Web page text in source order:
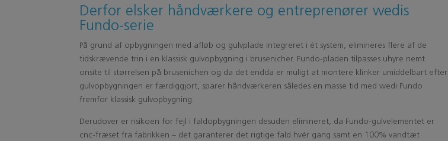
Derfor elsker håndværkere og entreprenører wedis
Fundo-serie
På grund af opbygningen med afløb og gulvplade integreret i ét system, elimineres flere af de
tidskrævende trin i en klassisk gulvopbygning i brusenicher. Fundo-pladen tilpasses uhyre nemt
onsite til størrelsen på brusenichen og da det endda er muligt at montere klinker umiddelbart efter
gulvopbygningen er færdiggjort, sparer håndværkeren således en masse tid med wedi Fundo
fremfor klassisk gulvopbygning.
Derudover er risikoen for fejl i faldopbygningen desuden elimineret, da Fundo-gulvelementet er
cnc-fræset fra fabrikken – det garanterer det rigtige fald hvér gang samt en 100% vandtæt